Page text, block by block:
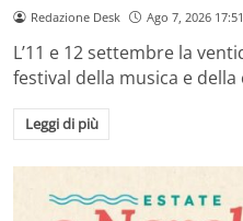
Redazione Desk Ago 7, 2026 17:51
L’11 e 12 settembre la
festival della musica e
Leggi di più